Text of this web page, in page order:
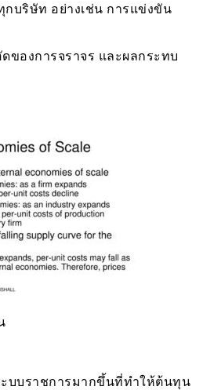
บริษัท อย่างเช่น การแข่งขัน
ของการจราจร และผลกระทบ
บบราชการมากขึ้นที่ทำให้ต้นทุน